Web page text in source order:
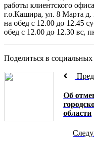
работы клиентского
г.о.Кашира, ул. 8 Марта
на обед с 12.00 до 12.45
обед с 12.00 до 12.30 вс,
Поделиться в социальных
Об
области